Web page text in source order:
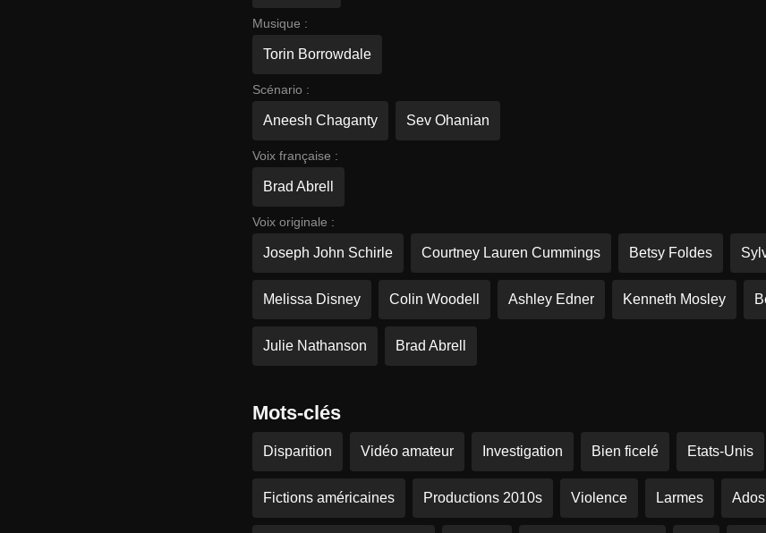
Musique :
Torin Borrowdale
Scénario :
Aneesh Chaganty Sev Ohanian
Voix française :
Brad Abrell
Voix originale :
Joseph John Schirle Courtney Lauren Cummings Betsy Foldes
Melissa Disney Colin Woodell Ashley Edner Kenneth Mosley
Julie Nathanson Brad Abrell
Mots-clés
Disparition Vidéo amateur Investigation Bien ficelé Etats-Unis
Fictions américaines Productions 2010s Violence Larmes Ados